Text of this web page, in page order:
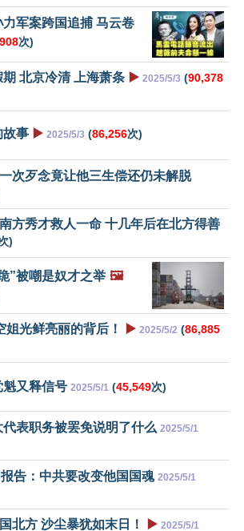
力军案跨国追捕 马云卷
次)
北京冷清 上海萧条 ▶️ 2025/5/3 (90,378
故事 ▶️ 2025/5/3 (86,256次)
次歹念竟让他三生偿还仍未解脱
方秀才救人一命 十几年后在北方得善
)
”被嘲是奴才之举 🖼️
光鲜亮丽的背后！ ▶️ 2025/5/2 (86,885
魁又释信号 2025/5/1 (45,549次)
表职务被罢免说明了什么 2025/5/1
告：中共要改变他国国魂 2025/5/1
北方 沙尘暴犹如末日！ ▶️ 2025/5/1